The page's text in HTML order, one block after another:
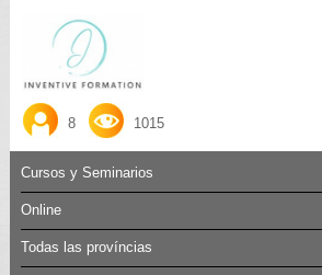
8 1015
Cursos y Seminarios
Online
Todas las províncias